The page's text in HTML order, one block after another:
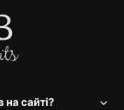
на сайті?